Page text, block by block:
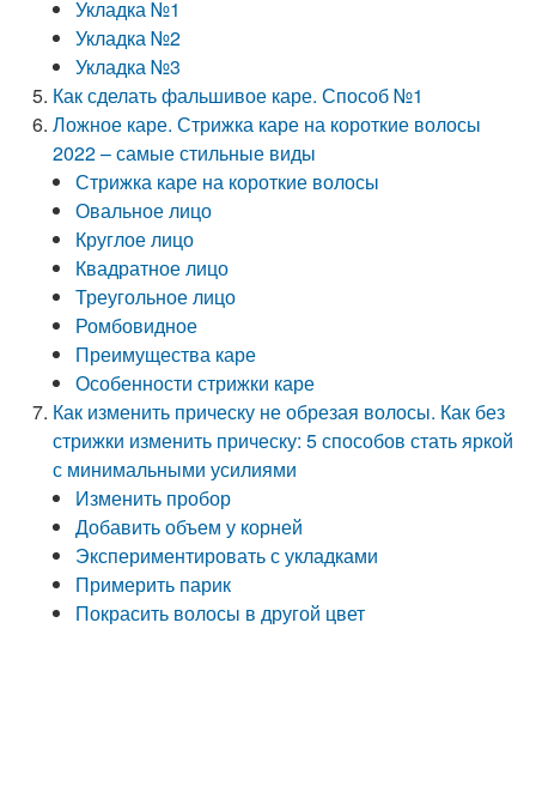
Укладка №1
Укладка №2
Укладка №3
Как сделать фальшивое каре. Способ №1
Ложное каре. Стрижка каре на короткие волосы
2022 – самые стильные виды
Стрижка каре на короткие волосы
Овальное лицо
Круглое лицо
Квадратное лицо
Треугольное лицо
Ромбовидное
Преимущества каре
Особенности стрижки каре
Как изменить прическу не обрезая волосы. Как без
стрижки изменить прическу: 5 способов стать яркой
с минимальными усилиями
Изменить пробор
Добавить объем у корней
Экспериментировать с укладками
Примерить парик
Покрасить волосы в другой цвет